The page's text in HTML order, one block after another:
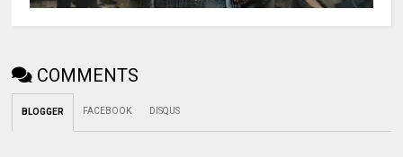
COMMENTS
BLOGGER FACEBOOK DISQUS